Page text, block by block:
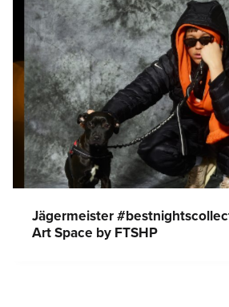
Jägermeister
Art Space by FTSHP